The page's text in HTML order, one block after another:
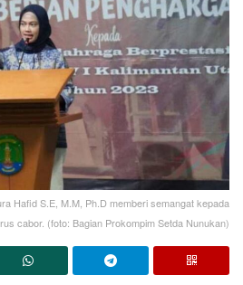
Hafid S.E, M.M, Ph.D memberi semangat kepada
cabor. (foto: Bagian Prokompim Setda Nunukan)